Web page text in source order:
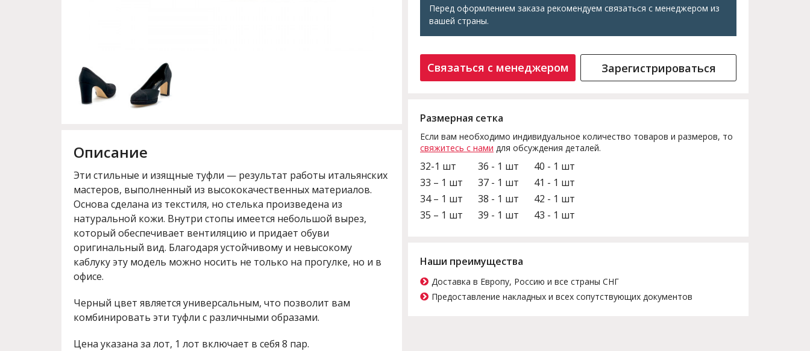
Описание
Эти стильные и изящные туфли — результат работы итальянских
мастеров, выполненный из высококачественных материалов.
Основа сделана из текстиля, но стелька произведена из
натуральной кожи. Внутри стопы имеется небольшой вырез,
который обеспечивает вентиляцию и придает обуви
оригинальный вид. Благодаря устойчивому и невысокому
каблуку эту модель можно носить не только на прогулке, но и в
офисе.
Черный цвет является универсальным, что позволит вам
комбинировать эти туфли с различными образами.
Цена указана за лот, 1 лот включает в себя 8 пар.
Перед оформлением заказа рекомендуем связаться с менеджером из
вашей страны.
Связаться с менеджером Зарегистрироваться
Размерная сетка
Если вам необходимо индивидуальное количество товаров и размеров, то
свяжитесь с нами для обсуждения деталей.
32-1 шт
33 – 1 шт
34 – 1 шт
35 – 1 шт
36 - 1 шт
37 - 1 шт
38 - 1 шт
39 - 1 шт
40 - 1 шт
41 - 1 шт
42 - 1 шт
43 - 1 шт
Наши преимущества
Доставка в Европу, Россию и все страны СНГ
Предоставление накладных и всех сопутствующих документов